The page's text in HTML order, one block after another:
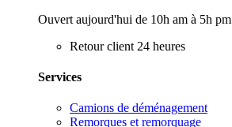
Ouvert aujourd'hui de 10h am à 5h pm
Retour client 24 heures
Services
Camions de déménagement
Remorques et remorquage